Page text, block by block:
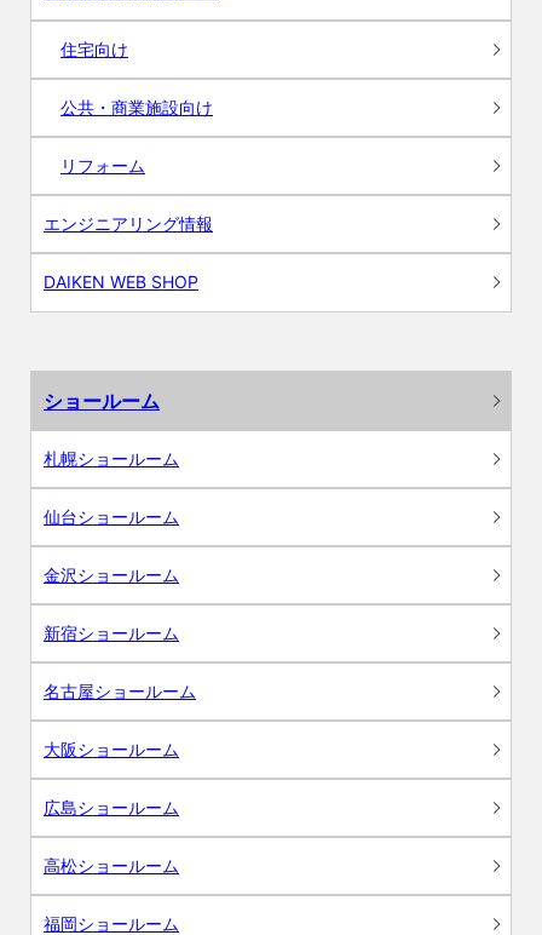
住宅向け
公共・商業施設向け
リフォーム
エンジニアリング情報
DAIKEN WEB SHOP
ショールーム
札幌ショールーム
仙台ショールーム
金沢ショールーム
新宿ショールーム
名古屋ショールーム
大阪ショールーム
広島ショールーム
高松ショールーム
福岡ショールーム